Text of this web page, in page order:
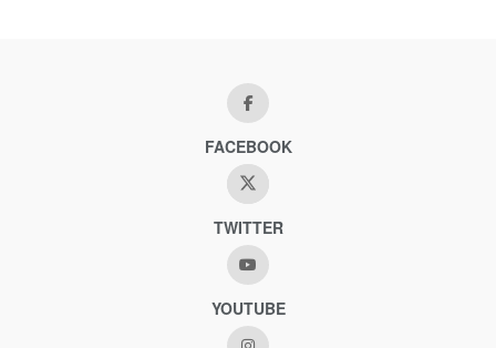
FACEBOOK
TWITTER
YOUTUBE